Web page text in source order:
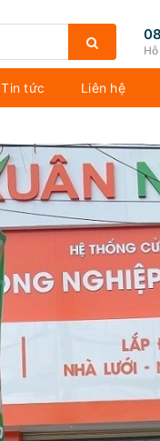
Tin tức Liên hệ